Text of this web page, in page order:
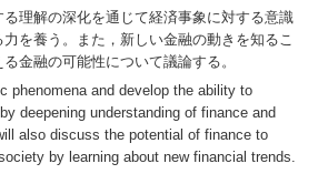
理解の深化を通じて経済事象に対する意識
を養う。また，新しい金融の動きを知るこ
金融の可能性について議論する。
phenomena and develop the ability to
deepening understanding of finance and
also discuss the potential of finance to
by learning about new financial trends.